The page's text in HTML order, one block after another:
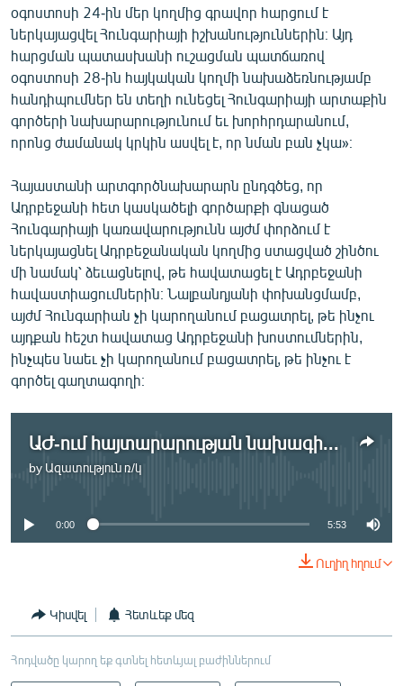
օգոստոսի 24-ին մեր կողմից գրավոր հարցում է
ներկայացվել Հունգարիայի իշխանություններին։ Այդ
հարցման պատասխանի ուշացման պատճառով
օգոստոսի 28-ին հայկական կողմի նախաձեռնությամբ
հանդիպումներ են տեղի ունեցել Հունգարիայի արտաքին
գործերի նախարարությունում եւ խորհրդարանում,
որոնց ժամանակ կրկին ասվել է, որ նման բան չկա»։
Հայաստանի արտգործնախարարն ընդգծեց, որ
Ադրբեջանի հետ կասկածելի գործարքի գնացած
Հունգարիայի կառավարությունն այժմ փորձում է
ներկայացնել Ադրբեջանական կողմից ստացված շինծու
մի նամակ՝ ձեւացնելով, թե հավատացել է Ադրբեջանի
հավաստիացումներին։ Նալբանդյանի փոխանցմամբ,
այժմ Հունգարիան չի կարողանում բացատրել, թե ինչու
այդքան հեշտ հավատաց Ադրբեջանի խոստումներին,
ինչպես նաեւ չի կարողանում բացատրել, թե ինչու է
գործել գաղտագողի։
ԱԺ-ում հայտարարության նախագիծ է ներկայացվել
by Ազատություն ռ/կ
No media source currently available
0:00 5:53
Ուղիղ հղում
Կիսվել Հետևեք մեզ
Հոդվածը կարող եք գտնել հետևյալ բաժիններում